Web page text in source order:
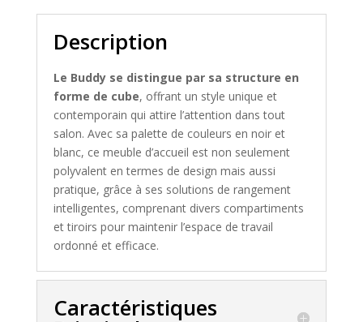
Description
Le Buddy se distingue par sa structure en
forme de cube, offrant un style unique et
contemporain qui attire l’attention dans tout
salon. Avec sa palette de couleurs en noir et
blanc, ce meuble d’accueil est non seulement
polyvalent en termes de design mais aussi
pratique, grâce à ses solutions de rangement
intelligentes, comprenant divers compartiments
et tiroirs pour maintenir l’espace de travail
ordonné et efficace.
Caractéristiques